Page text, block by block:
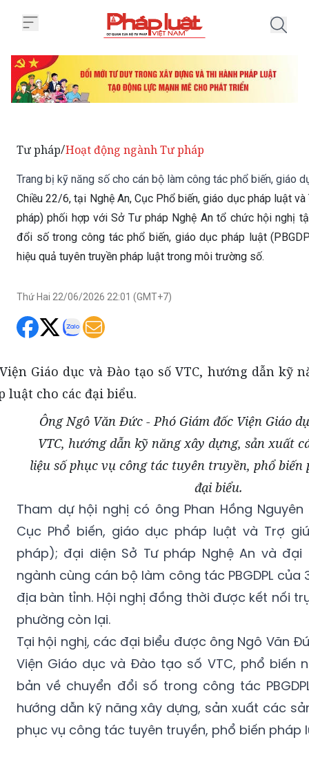
Tư pháp/Hoạt động ngành Tư pháp
Trang bị kỹ năng số cho cán bộ làm công tác phổ biến, giáo
Chiều 22/6, tại Nghệ An, Cục Phổ biến, giáo dục pháp luật
pháp) phối hợp với Sở Tư pháp Nghệ An tổ chức hội nghị
đổi số trong công tác phổ biến, giáo dục pháp luật
hiệu quả tuyên truyền pháp luật trong môi trường số.
Thứ Hai 22/06/2026 22:01 (GMT+7)
Ông Ngô Văn Đức - Phó Giám đốc Viện Giáo
VTC, hướng dẫn kỹ năng xây dựng, sản xuất
liệu số phục vụ công tác tuyên truyền, phổ biến
đại biểu.
Tham dự hội nghị có ông Phan Hồng
Cục Phổ biến, giáo dục pháp luật và Trợ
pháp); đại diện Sở Tư pháp Nghệ An và đại
ngành cùng cán bộ làm công tác PBGDPL của
địa bàn tỉnh. Hội nghị đồng thời được kết nối
phường còn lại.
Tại hội nghị, các đại biểu được ông Ngô Văn
Viện Giáo dục và Đào tạo số VTC, phổ biến
bản về chuyển đổi số trong công tác
hướng dẫn kỹ năng xây dựng, sản xuất các
phục vụ công tác tuyên truyền, phổ biến pháp